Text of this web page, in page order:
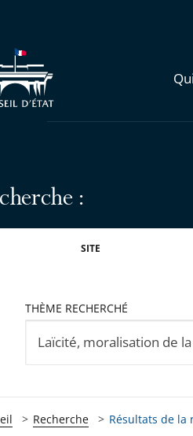
:
SITE
THÈME RECHERCHÉ
Recherche Résultats de la